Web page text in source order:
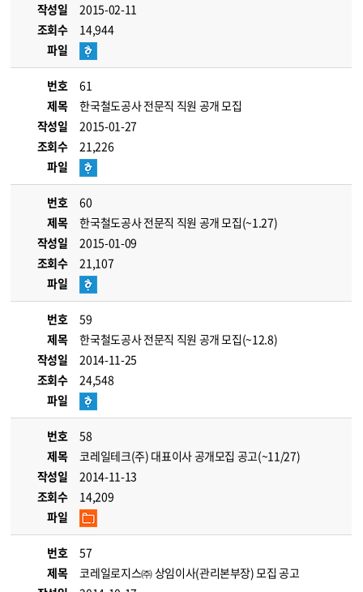
작성일
2015-02-11
조회수
14,944
파일
번호
61
제목
한국철도공사 전문직 직원 공개 모집
작성일
2015-01-27
조회수
21,226
파일
번호
60
제목
한국철도공사 전문직 직원 공개 모집(~1.27)
작성일
2015-01-09
조회수
21,107
파일
번호
59
제목
한국철도공사 전문직 직원 공개 모집(~12.8)
작성일
2014-11-25
조회수
24,548
파일
번호
58
제목
코레일테크(주) 대표이사 공개모집 공고(~11/27)
작성일
2014-11-13
조회수
14,209
파일
번호
57
제목
코레일로지스㈜ 상임이사(관리본부장) 모집 공고